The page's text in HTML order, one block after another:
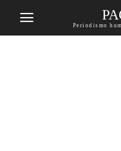
Periodismo